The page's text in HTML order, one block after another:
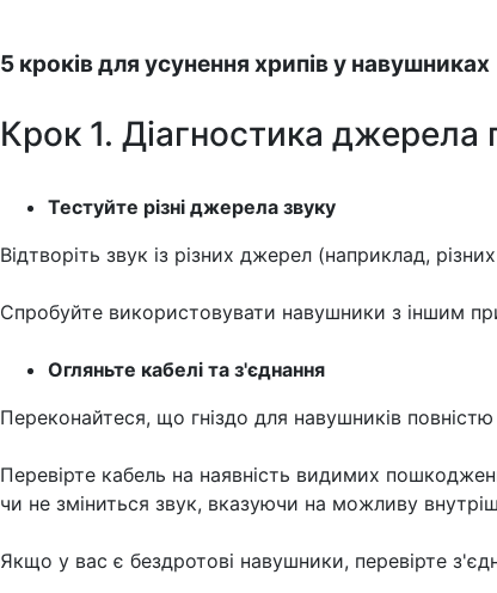
5 кроків для усунення хрипів у навушниках
Крок 1. Діагностика джерела
Тестуйте різні джерела звуку
Відтворіть звук із різних джерел (наприклад,
Спробуйте використовувати навушники з іншим
Огляньте кабелі та з'єднання
Переконайтеся, що гніздо для навушників
Перевірте кабель на наявність видимих
чи не зміниться звук, вказуючи на можливу
Якщо у вас є бездротові навушники, перевірте